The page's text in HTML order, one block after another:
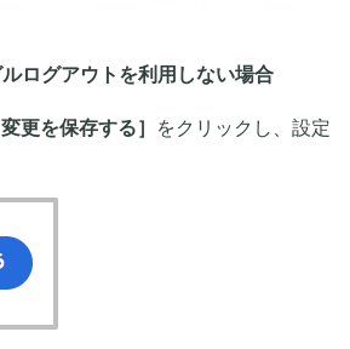
ログアウトを利用しない場合
変更を保存する］ をクリックし、設定